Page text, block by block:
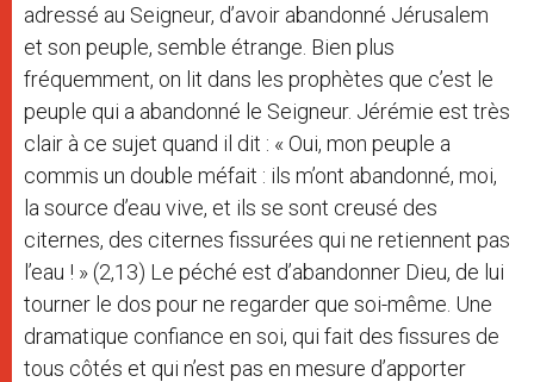
adressé au Seigneur, d’avoir abandonné Jérusalem
et son peuple, semble étrange. Bien plus
fréquemment, on lit dans les prophètes que c’est le
peuple qui a abandonné le Seigneur. Jérémie est très
clair à ce sujet quand il dit : « Oui, mon peuple a
commis un double méfait : ils m’ont abandonné, moi,
la source d’eau vive, et ils se sont creusé des
citernes, des citernes fissurées qui ne retiennent pas
l’eau ! » (2,13) Le péché est d’abandonner Dieu, de lui
tourner le dos pour ne regarder que soi-même. Une
dramatique confiance en soi, qui fait des fissures de
tous côtés et qui n’est pas en mesure d’apporter